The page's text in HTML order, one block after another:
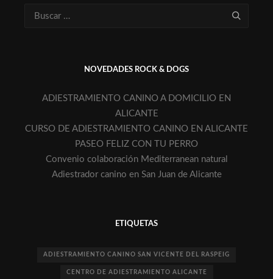
NOVEDADES ROCK & DOGS
ADIESTRAMIENTO CANINO A DOMICILIO EN
ALICANTE
CURSO DE ADIESTRAMIENTO CANINO EN ALICANTE
PASEO FELIZ CON TU PERRO
Convenio colaboración Mediterranean natural
Adiestrador canino en San Juan de Alicante
ETIQUETAS
ADIESTRAMIENTO CANINO SAN VICENTE DEL RASPEIG
CENTRO DE ADIESTRAMIENTO ALICANTE